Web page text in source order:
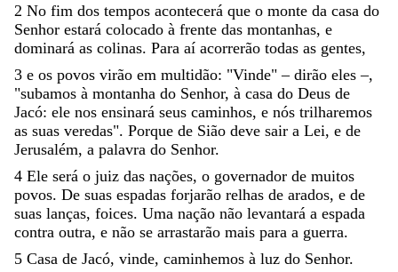
2 No fim dos tempos acontecerá que o monte da casa do
Senhor estará colocado à frente das montanhas, e
dominará as colinas. Para aí acorrerão todas as gentes,
3 e os povos virão em multidão: "Vinde"– dirão eles–,
"subamos à montanha do Senhor, à casa do Deus de
Jacó: ele nos ensinará seus caminhos, e nós trilharemos
as suas veredas". Porque de Sião deve sair a Lei, e de
Jerusalém, a palavra do Senhor.
4 Ele será o juiz das nações, o governador de muitos
povos. De suas espadas forjarão relhas de arados, e de
suas lanças, foices. Uma nação não levantará a espada
contra outra, e não se arrastarão mais para a guerra.
5 Casa de Jacó, vinde, caminhemos à luz do Senhor.